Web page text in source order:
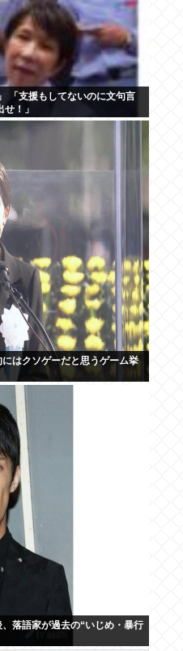
「支援もしてないのに文句言
！」
はクソゲーだと思うゲーム挙
落語家が過去の“いじめ・暴行